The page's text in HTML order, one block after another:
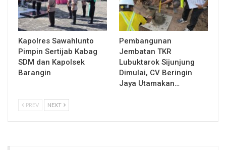
Kapolres Sawahlunto
Pimpin Sertijab Kabag
SDM dan Kapolsek
Barangin
Pembangunan
Jembatan TKR
Lubuktarok Sijunjung
Dimulai, CV Beringin
Jaya Utamakan…
PREV NEXT